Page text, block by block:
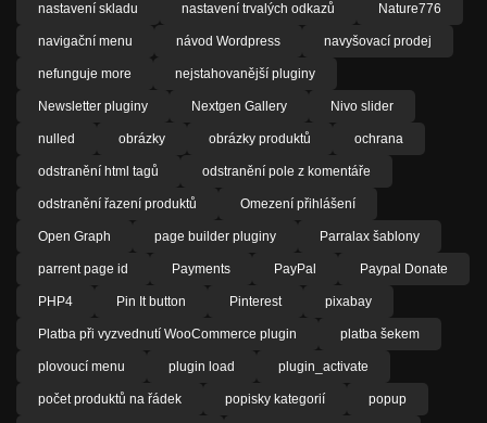
nastavení skladu nastavení trvalých odkazů Nature776
navigační menu návod Wordpress navyšovací prodej
nefunguje more nejstahovanější pluginy
Newsletter pluginy Nextgen Gallery Nivo slider
nulled obrázky obrázky produktů ochrana
odstranění html tagů odstranění pole z komentáře
odstranění řazení produktů Omezení přihlášení
Open Graph page builder pluginy Parralax šablony
parrent page id Payments PayPal Paypal Donate
PHP4 Pin It button Pinterest pixabay
Platba při vyzvednutí WooCommerce plugin platba šekem
plovoucí menu plugin load plugin_activate
počet produktů na řádek popisky kategorií popup